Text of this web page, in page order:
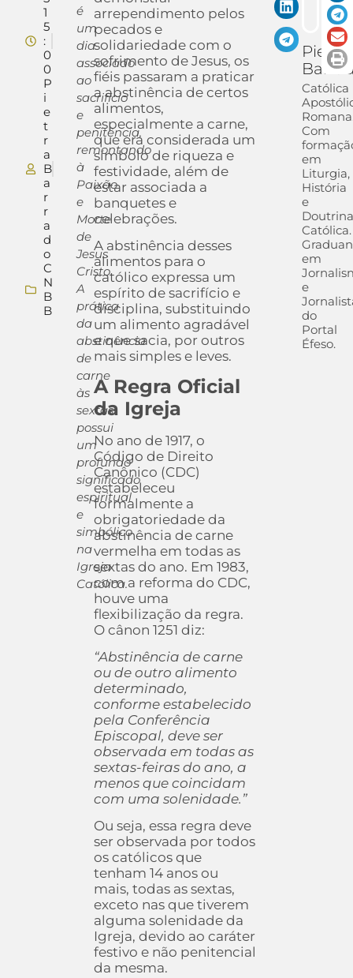
1
5
:
0
0
P
i
e
t
r
a
B
a
r
r
a
d
o
C
N
B
B
é
um
dia
associado
ao
sacrifício
e
penitência,
remontando
à
Paixão
e
Morte
de
Jesus
Cristo.
A
prática
da
abstinência
de
carne
às
sextas
possui
um
profundo
significado
espiritual
e
simbólico
na
Igreja
Católica.
arrependimento pelos
pecados e
solidariedade com o
sofrimento de Jesus, os
fiéis passaram a praticar
a abstinência de certos
alimentos,
especialmente a carne,
que era considerada um
símbolo de riqueza e
festividade, além de
estar associada a
banquetes e
celebrações.
A abstinência desses
alimentos para o
católico expressa um
espírito de sacrifício e
disciplina, substituindo
um alimento agradável
e que sacia, por outros
mais simples e leves.
A Regra Oficial
da Igreja
No ano de 1917, o
Código de Direito
Canônico (CDC)
estabeleceu
formalmente a
obrigatoriedade da
abstinência de carne
vermelha em todas as
sextas do ano. Em 1983,
com a reforma do CDC,
houve uma
flexibilização da regra.
O cânon 1251 diz:
“Abstinência de carne
ou de outro alimento
determinado,
conforme estabelecido
pela Conferência
Episcopal, deve ser
observada em todas as
sextas-feiras do ano, a
menos que coincidam
com uma solenidade.”
Ou seja, essa regra deve
ser observada por todos
os católicos que
tenham 14 anos ou
mais, todas as sextas,
exceto nas que tiverem
alguma solenidade da
Igreja, devido ao caráter
festivo e não penitencial
da mesma.
Pietra
Católica
Com
em
Liturgia,
História
e
Doutrina
Católica.
em
e
do
Portal
Éfeso.